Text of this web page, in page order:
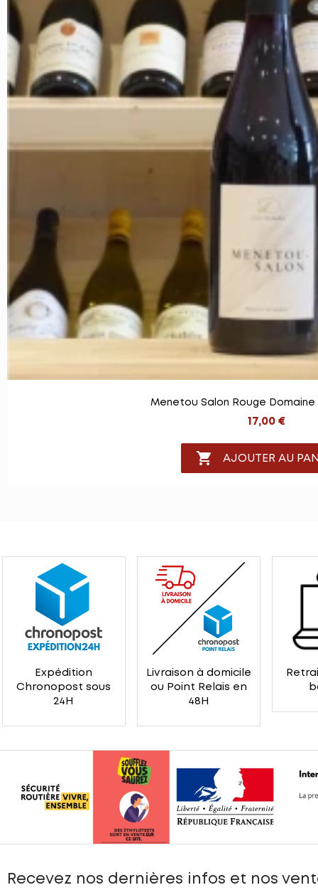
Menetou Salon Rouge Domaine
17,00 €
 AJOUTER AU
Expédition
Chronopost sous
24H
Livraison à domicile
ou Point Relais en
48H
Recevez nos dernières infos et nos